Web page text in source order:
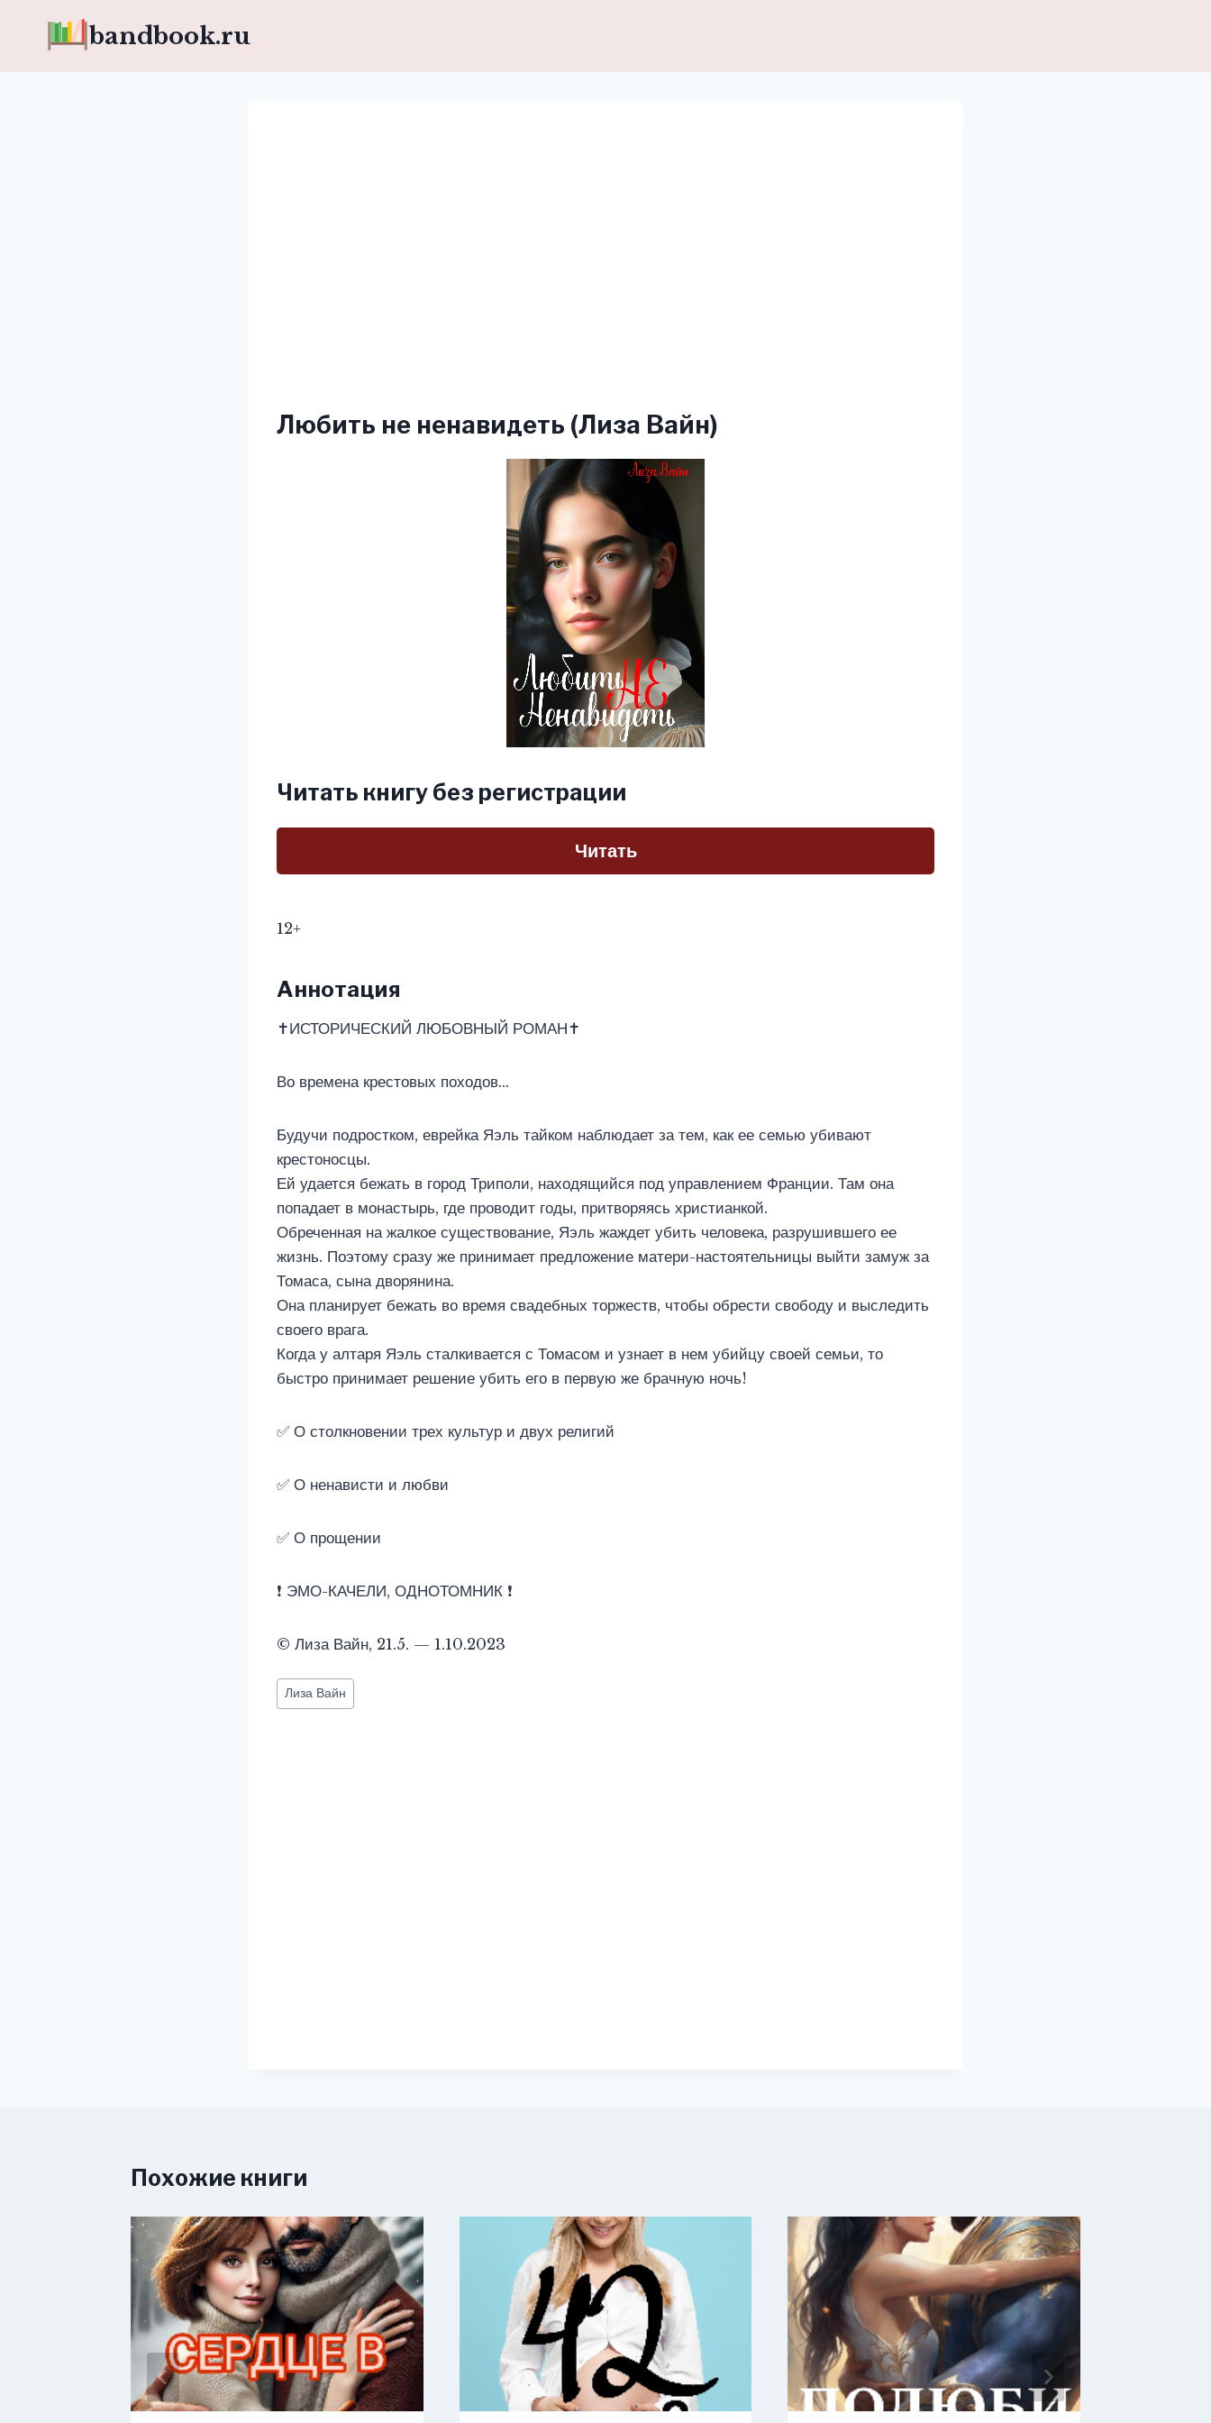
bandbook.ru
Любить не ненавидеть (Лиза Вайн)
Читать книгу без регистрации
Читать
12+
Аннотация
✝️ИСТОРИЧЕСКИЙ ЛЮБОВНЫЙ РОМАН✝️
Во времена крестовых походов…
Будучи подростком, еврейка Яэль тайком наблюдает за тем, как ее семью убивают
крестоносцы.
Ей удается бежать в город Триполи, находящийся под управлением Франции. Там она
попадает в монастырь, где проводит годы, притворяясь христианкой.
Обреченная на жалкое существование, Яэль жаждет убить человека, разрушившего ее
жизнь. Поэтому сразу же принимает предложение матери-настоятельницы выйти замуж за
Томаса, сына дворянина.
Она планирует бежать во время свадебных торжеств, чтобы обрести свободу и выследить
своего врага.
Когда у алтаря Яэль сталкивается с Томасом и узнает в нем убийцу своей семьи, то
быстро принимает решение убить его в первую же брачную ночь!
✅ О столкновении трех культур и двух религий
✅ О ненависти и любви
✅ О прощении
❗ ЭМО-КАЧЕЛИ, ОДНОТОМНИК ❗
© Лиза Вайн, 21.5. — 1.10.2023
Метки
записи:
Лиза Вайн
Похожие книги